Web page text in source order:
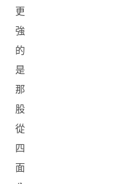
更
強
的
是
那
股
從
四
面